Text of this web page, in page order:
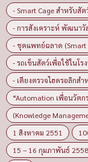
- Smart Cage สำหรับสัต
- การสังเคราะห์ พัฒนา
- ชุดแพทย์ฉลาด (Smart
- รถเข็นสัตว์เพื่อใช้ในโร
- เตียงตรวจไฮดรอลิกสำ
“Automation เพื่อนวัตก
(Knowledge
1 สิงหาคม 2551
15 – 16 กุมภาพันธ์ 2558